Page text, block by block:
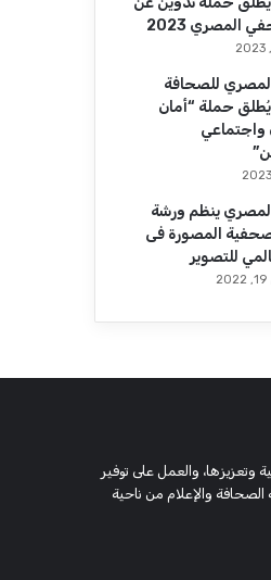
المصري 2023
للصحافة
يُطلق حملة “أمان
واجتماعي
ينظم ورشة
المصورة فى
للتصوير
الصحفية والإعلامية وتعزيزها، والعمل على توفير
والإعلام من ناحية